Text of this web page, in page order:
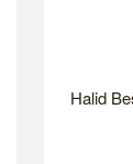
Halid